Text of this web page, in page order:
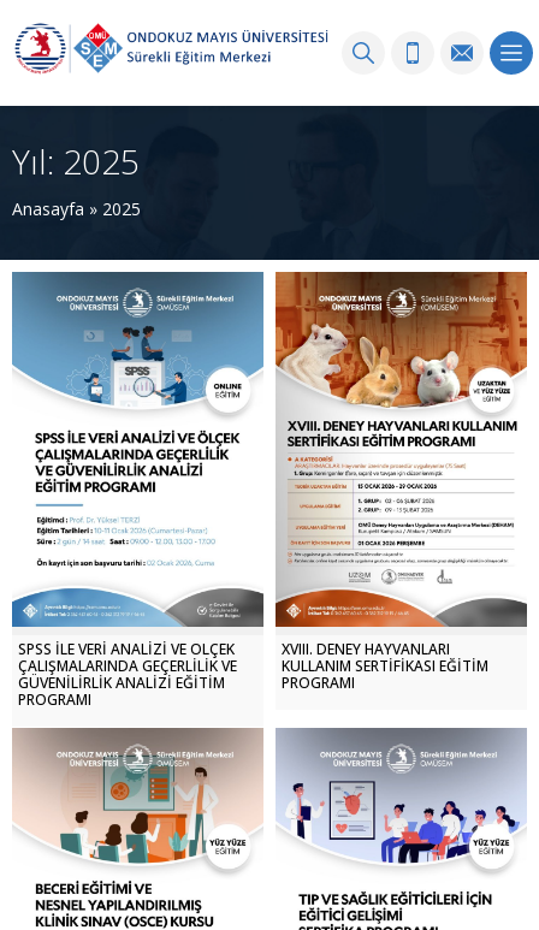
Yıl: 2025
Anasayfa » 2025
SPSS İLE VERİ ANALİZİ VE ÖLÇEK
ÇALIŞMALARINDA GEÇERLİLİK VE
GÜVENİLİRLİK ANALİZİ EĞİTİM
PROGRAMI
XVIII. DENEY HAYVANLARI
KULLANIM SERTİFİKASI EĞİTİM
PROGRAMI